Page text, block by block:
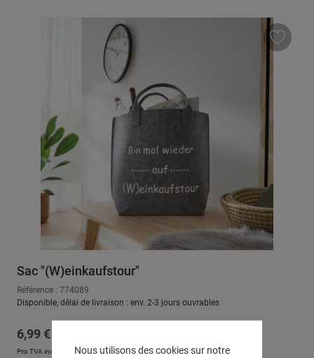
Sac "(W)einkaufstour"
Référence : 774089
Disponible, délai de livraison : env. 2-3 jours ouvrables
Prix régulier :
6,99 €
Prix TVA incluse, en sus Frais d'expédition
Nous utilisons des cookies sur notre